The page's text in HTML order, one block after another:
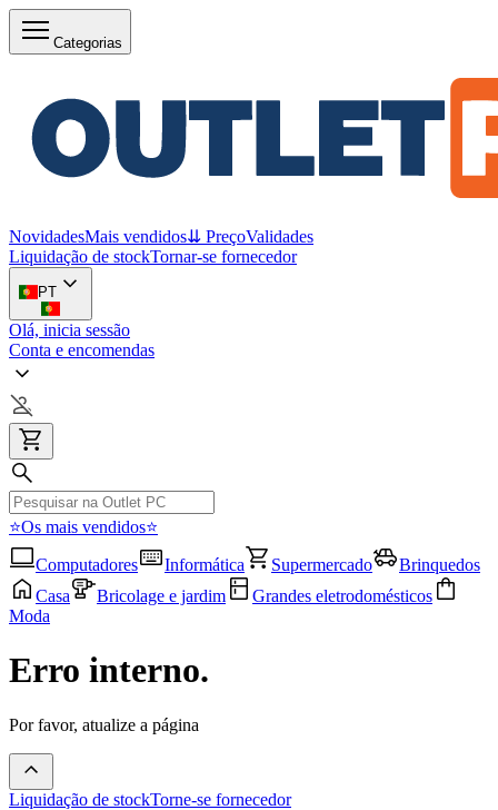
Categorias
NovidadesMais vendidos⇊ PreçoValidades
Liquidação de stockTornar-se fornecedor
PT
Olá, inicia sessão
Conta e encomendas
⭐Os mais vendidos⭐
Computadores
Informática Supermercado
Brinquedos
Casa
Bricolage e jardim
Grandes eletrodomésticos
Moda
Erro interno.
Por favor, atualize a página
Liquidação de stockTorne-se fornecedor